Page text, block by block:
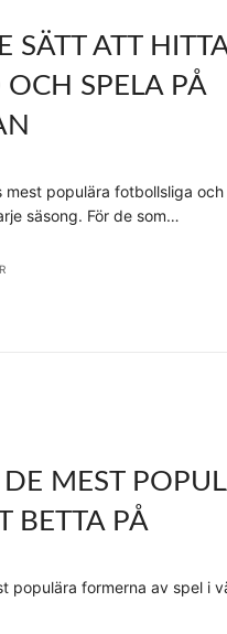
SÄTT ATT
OCH SPELA PÅ
mest populära fotbollsliga
säsong. För de som…
MEST
BETTA PÅ
populära formerna av spel i